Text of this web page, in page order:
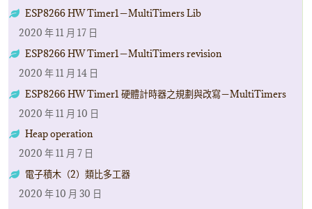
ESP8266 HW Timer1－MultiTimers Lib
2020 年 11 月 17 日
ESP8266 HW Timer1－MultiTimers revision
2020 年 11 月 14 日
ESP8266 HW Timer1 硬體計時器之規劃與改寫－MultiTimers
2020 年 11 月 10 日
Heap operation
2020 年 11 月 7 日
電子積木（2）類比多工器
2020 年 10 月 30 日